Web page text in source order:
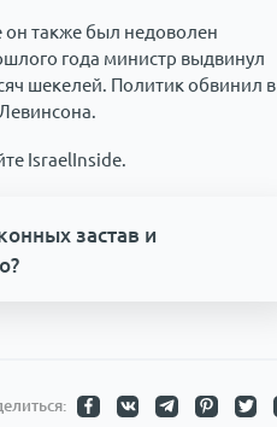
он также был недоволен
года министр выдвинул
шекелей. Политик обвинил в
IsraelInside.
застав и